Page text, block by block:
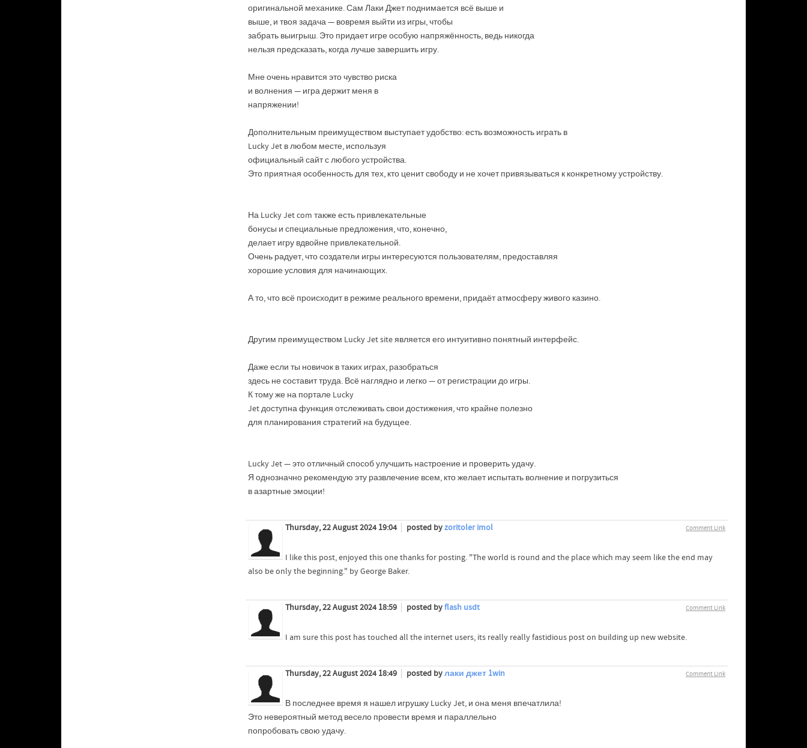
оригинальной механике. Сам Лаки Джет поднимается всё выше и
выше, и твоя задача — вовремя выйти из игры, чтобы
забрать выигрыш. Это придает игре особую напряжённость, ведь никогда
нельзя предсказать, когда лучше завершить игру.
Мне очень нравится это чувство риска
и волнения — игра держит меня в
напряжении!
Дополнительным преимуществом выступает удобство: есть возможность играть в
Lucky Jet в любом месте, используя
официальный сайт с любого устройства.
Это приятная особенность для тех, кто ценит свободу и не хочет привязываться к конкретному устройству.
На Lucky Jet com также есть привлекательные
бонусы и специальные предложения, что, конечно,
делает игру вдвойне привлекательной.
Очень радует, что создатели игры интересуются пользователям, предоставляя
хорошие условия для начинающих.
А то, что всё происходит в режиме реального времени, придаёт атмосферу живого казино.
Другим преимуществом Lucky Jet site является его интуитивно понятный интерфейс.
Даже если ты новичок в таких играх, разобраться
здесь не составит труда. Всё наглядно и легко — от регистрации до игры.
К тому же на портале Lucky
Jet доступна функция отслеживать свои достижения, что крайне полезно
для планирования стратегий на будущее.
Lucky Jet — это отличный способ улучшить настроение и проверить удачу.
Я однозначно рекомендую эту развлечение всем, кто желает испытать волнение и погрузиться
в азартные эмоции!
Comment Link
Thursday, 22 August 2024 19:04 posted byzoritoler imol
I like this post, enjoyed this one thanks for posting. "The world is round and the place which may seem like the end may
also be only the beginning." by George Baker.
Comment Link
Thursday, 22 August 2024 18:59 posted byflash usdt
I am sure this post has touched all the internet users, its really really fastidious post on building up new website.
Comment Link
Thursday, 22 August 2024 18:49 posted byлаки джет 1win
В последнее время я нашел игрушку Lucky Jet, и она меня впечатлила!
Это невероятный метод весело провести время и параллельно
попробовать свою удачу.